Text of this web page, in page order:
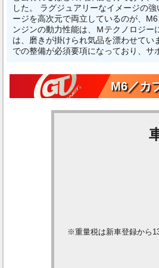
した。 ラグジュアリーなイメージの
ージを高次元で両立しているのが、
ンジンの動力性能は、Ｍテクノロジ
は、磨きが掛けられ気品を漂わせて
での整備が必須要項になっており、
M6／カ
※重量税は新車登録から